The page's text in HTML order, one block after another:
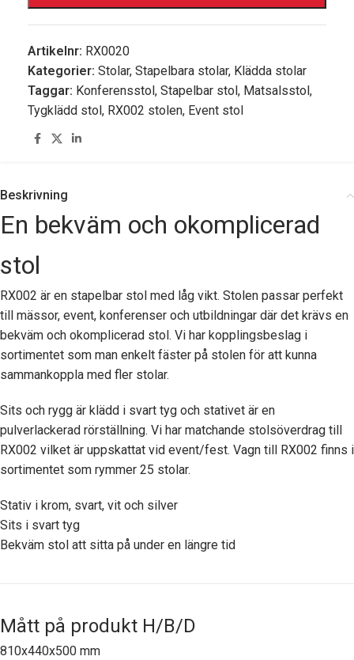
Artikelnr: RX0020
Kategorier: Stolar, Stapelbara stolar, Klädda stolar
Taggar: Konferensstol, Stapelbar stol, Matsalsstol,
Tygklädd stol, RX002 stolen, Event stol
Beskrivning
En bekväm och okomplicerad
stol
RX002 är en stapelbar stol med låg vikt. Stolen passar perfekt
till mässor, event, konferenser och utbildningar där det krävs en
bekväm och okomplicerad stol. Vi har kopplingsbeslag i
sortimentet som man enkelt fäster på stolen för att kunna
sammankoppla med fler stolar.
Sits och rygg är klädd i svart tyg och stativet är en
pulverlackerad rörställning. Vi har matchande stolsöverdrag till
RX002 vilket är uppskattat vid event/fest. Vagn till RX002 finns i
sortimentet som rymmer 25 stolar.
Stativ i krom, svart, vit och silver
Sits i svart tyg
Bekväm stol att sitta på under en längre tid
Mått på produkt H/B/D
810x440x500 mm